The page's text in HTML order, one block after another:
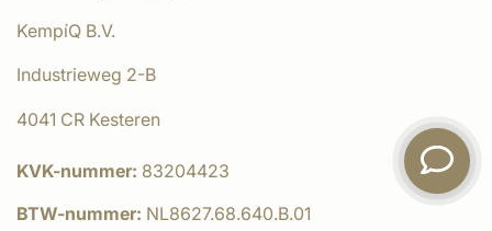
KempíQ B.V.
Industrieweg 2-B
4041 CR Kesteren
KVK-nummer: 83204423
BTW-nummer: NL8627.68.640.B.01